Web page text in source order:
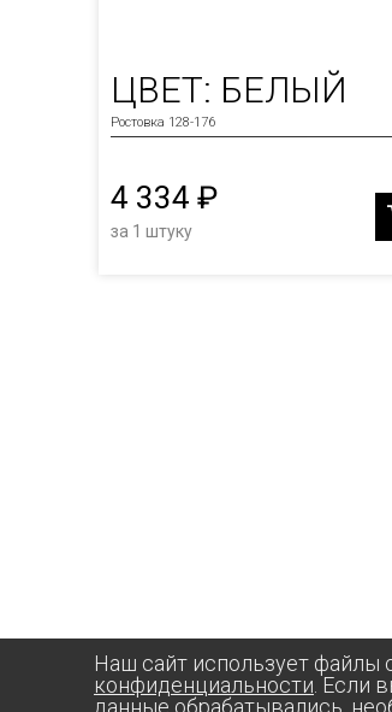
ЦВЕТ: БЕЛЫЙ
Ростовка 128-176
4 334 ₽
за 1 штуку
Наш сайт использует файлы
конфиденциальности . Если
данные обрабатывались,